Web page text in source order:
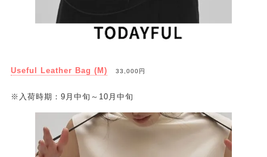
Useful Leather Bag (M) 33,000円
※入荷時期：9月中旬～10月中旬